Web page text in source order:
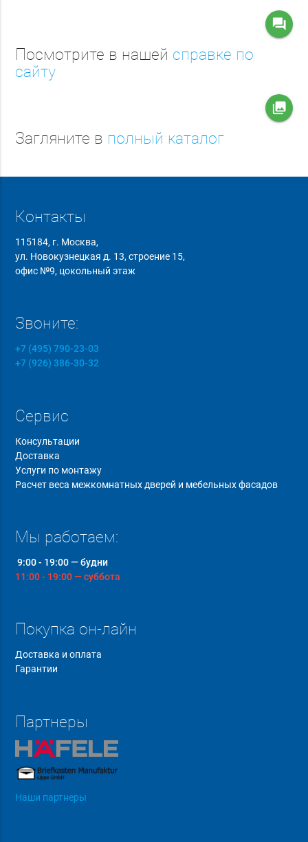
question_answer
Посмотрите в нашей справке по
сайту
collections
Загляните в полный каталог
Контакты
115184, г. Москва,
ул. Новокузнецкая д. 13, строение 15,
офис №9, цокольный этаж
Звоните:
+7 (495) 790-23-03
+7 (926) 386-30-32
Сервис
Консультации
Доставка
Услуги по монтажу
Расчет веса межкомнатных дверей и мебельных фасадов
Мы работаем:
9:00 - 19:00 — будни
11:00 - 19:00 — суббота
Покупка он-лайн
Доставка и оплата
Гарантии
Партнеры
Наши партнеры